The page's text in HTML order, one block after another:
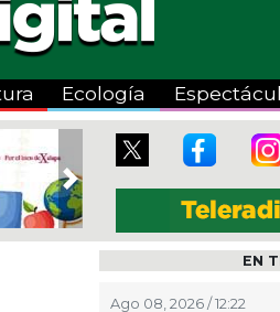
Ecología
Next
EN
Ago 08, 2026 / 12:22